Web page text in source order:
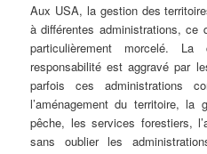
Aux USA, la gestion des
à différentes administrations, ce
particulièrement morcelé.
responsabilité est aggravé par
parfois ces administrations
l’aménagement du territoire,
pêche, les services forestiers,
sans oublier les